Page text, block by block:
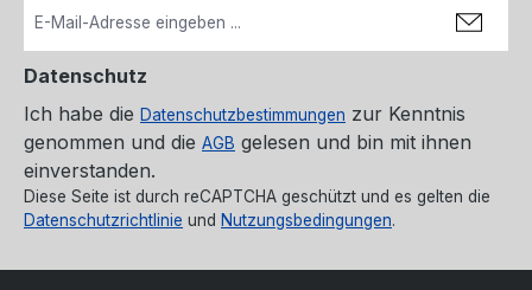
Datenschutz
Ich habe die Datenschutzbestimmungen zur Kenntnis
genommen und die AGB gelesen und bin mit ihnen
einverstanden.
Diese Seite ist durch reCAPTCHA geschützt und es gelten die
Datenschutzrichtlinie und Nutzungsbedingungen.